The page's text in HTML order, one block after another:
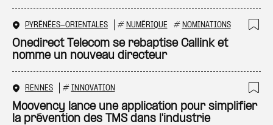
PYRÉNÉES-ORIENTALES # NUMÉRIQUE # NOMINATIONS
Onedirect Telecom se rebaptise Callink et
nomme un nouveau directeur
RENNES # INNOVATION
Moovency lance une application pour simplifier
la prévention des TMS dans l'industrie